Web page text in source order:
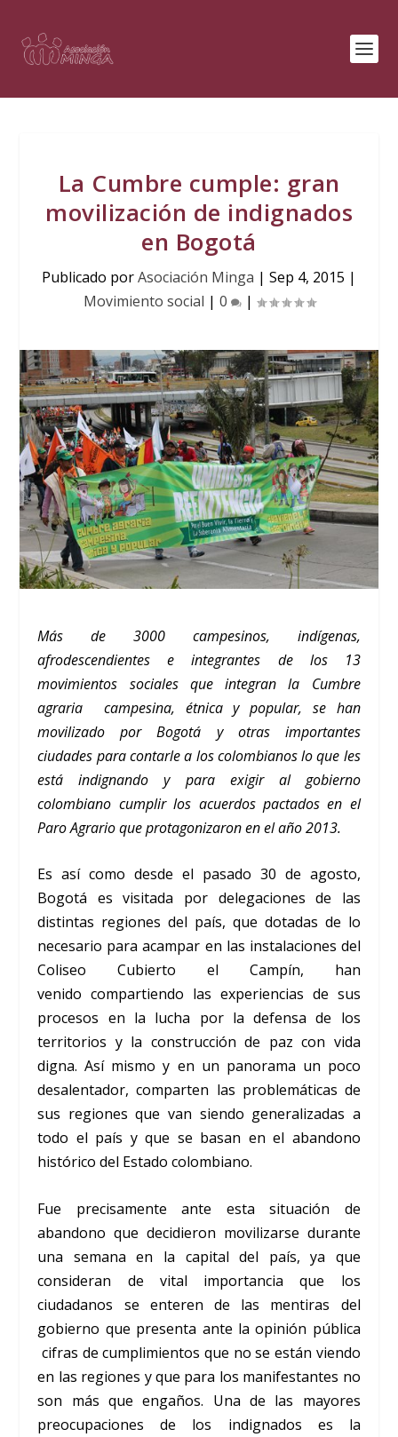
La Cumbre cumple: gran
movilización de indignados
en Bogotá
Publicado porAsociación Minga | Sep 4, 2015 |
Movimiento social | 0 |
Más de 3000 campesinos, indígenas,
afrodescendientes e integrantes de los 13
movimientos sociales que integran la Cumbre
agraria campesina, étnica y popular, se han
movilizado por Bogotá y otras importantes
ciudades para contarle a los colombianos lo que les
está indignando y para exigir al gobierno
colombiano cumplir los acuerdos pactados en el
Paro Agrario que protagonizaron en el año 2013.
Es así como desde el pasado 30 de agosto,
Bogotá es visitada por delegaciones de las
distintas regiones del país, que dotadas de lo
necesario para acampar en las instalaciones del
Coliseo Cubierto el Campín, han
venido compartiendo las experiencias de sus
procesos en la lucha por la defensa de los
territorios y la construcción de paz con vida
digna. Así mismo y en un panorama un poco
desalentador, comparten las problemáticas de
sus regiones que van siendo generalizadas a
todo el país y que se basan en el abandono
histórico del Estado colombiano.
Fue precisamente ante esta situación de
abandono que decidieron movilizarse durante
una semana en la capital del país, ya que
consideran de vital importancia que los
ciudadanos se enteren de las mentiras del
gobierno que presenta ante la opinión pública
cifras de cumplimientos que no se están viendo
en las regiones y que para los manifestantes no
son más que engaños. Una de las mayores
preocupaciones de los indignados es la